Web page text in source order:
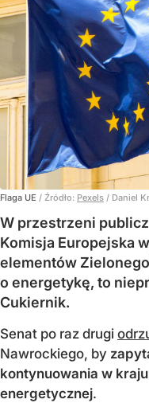
Flaga UE / Źródło: Pexels / Daniel
W przestrzeni
Komisja Europejska
elementów
o energetykę, to
Cukiernik.
Senat po raz drugi
Nawrockiego, by
kontynuowania w
energetycznej.